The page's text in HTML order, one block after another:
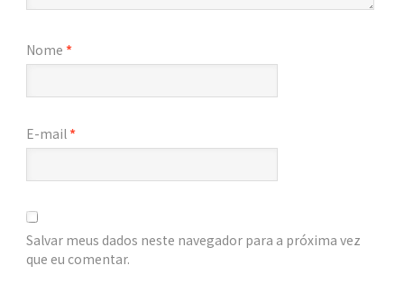
Nome *
E-mail *
Salvar meus dados neste navegador para a próxima vez
que eu comentar.